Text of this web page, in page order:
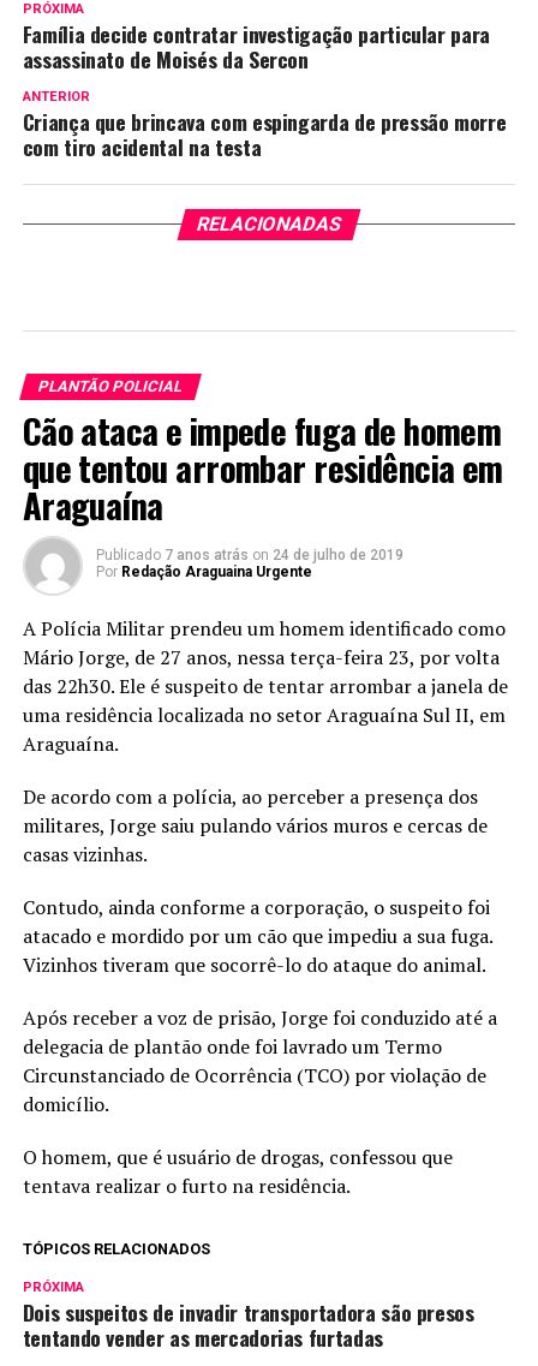
PRÓXIMA
Família decide contratar investigação particular para
assassinato de Moisés da Sercon
ANTERIOR
Criança que brincava com espingarda de pressão morre
com tiro acidental na testa
RELACIONADAS
PLANTÃO POLICIAL
Cão ataca e impede fuga de homem
que tentou arrombar residência em
Araguaína
Publicado 7 anos atrás on 24 de julho de 2019
Por Redação Araguaina Urgente
A Polícia Militar prendeu um homem identificado como
Mário Jorge, de 27 anos, nessa terça-feira 23, por volta
das 22h30. Ele é suspeito de tentar arrombar a janela de
uma residência localizada no setor Araguaína Sul II, em
Araguaína.
De acordo com a polícia, ao perceber a presença dos
militares, Jorge saiu pulando vários muros e cercas de
casas vizinhas.
Contudo, ainda conforme a corporação, o suspeito foi
atacado e mordido por um cão que impediu a sua fuga.
Vizinhos tiveram que socorrê-lo do ataque do animal.
Após receber a voz de prisão, Jorge foi conduzido até a
delegacia de plantão onde foi lavrado um Termo
Circunstanciado de Ocorrência (TCO) por violação de
domicílio.
O homem, que é usuário de drogas, confessou que
tentava realizar o furto na residência.
TÓPICOS RELACIONADOS
PRÓXIMA
Dois suspeitos de invadir transportadora são presos
tentando vender as mercadorias furtadas